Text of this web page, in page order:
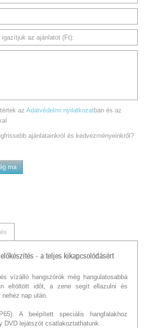
az ajánlatot (Ft):
az Adatvédelmi nyilatkozatban és az
ajánlatainkról és kedvezményeinkről?
ma
- a teljes kikapcsolódásért
vízálló hangszórók még hangulatosabbá
eltöltött időt, a zene segít ellazulni és
nehéz nap után.
A beépített speciális hangfalakhoz
DVD lejátszót csatlakoztathatunk.